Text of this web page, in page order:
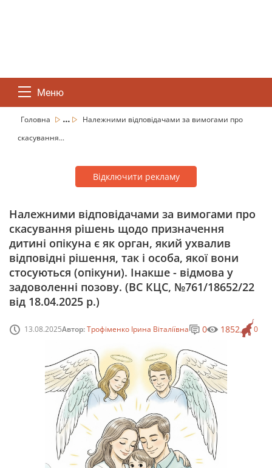
Меню
Головна ...
Належними відповідачами за вимогами про
скасування...
Відключити рекламу
Належними відповідачами за вимогами про
скасування рішень щодо призначення
дитині опікуна є як орган, який ухвалив
відповідні рішення, так і особа, якої вони
стосуються (опікуни). Інакше - відмова у
задоволенні позову. (ВС КЦС, №761/18652/22
від 18.04.2025 р.)
13.08.2025Автор:Трофіменко Ірина Віталіївна 0
0 1852